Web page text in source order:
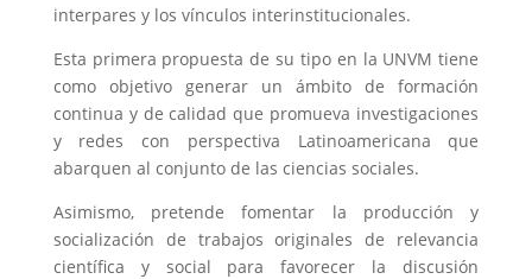
interpares y los vínculos interinstitucionales.
Esta primera propuesta de su tipo en la UNVM tiene
como objetivo generar un ámbito de formación
continua y de calidad que promueva investigaciones
y redes con perspectiva Latinoamericana que
abarquen al conjunto de las ciencias sociales.
Asimismo, pretende fomentar la producción y
socialización de trabajos originales de relevancia
científica y social para favorecer la discusión